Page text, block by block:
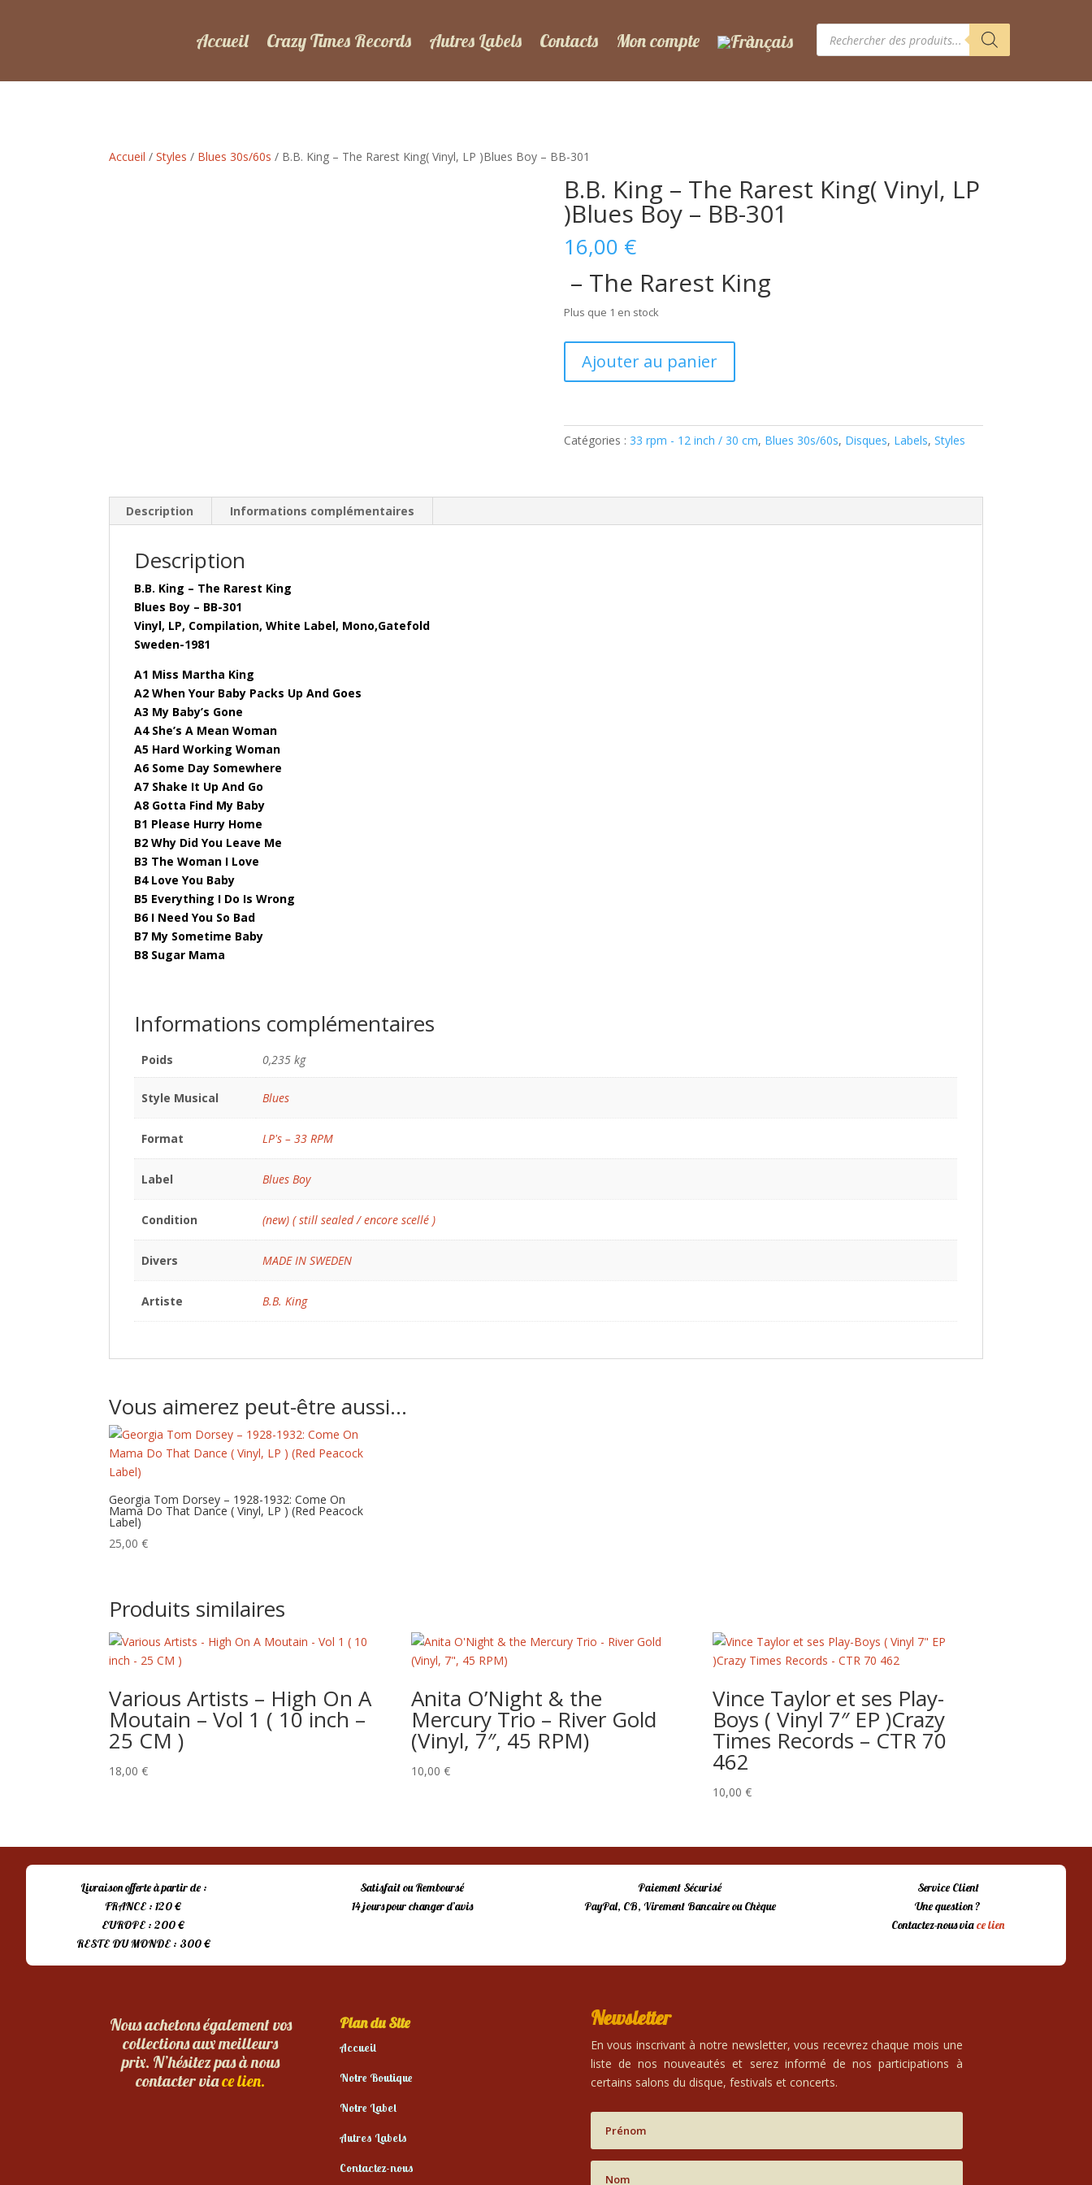
Accueil Crazy Times Records Autres Labels Contacts Mon compte
Recherche
produits
Accueil /Styles / Blues 30s/60s / B.B. King – The Rarest King( Vinyl, LP )Blues Boy – BB-301
B.B. King – The Rarest King( Vinyl, LP
)Blues Boy – BB-301
16,00 €
– The Rarest King
Plus que 1 en stock
B.B.
–
The
Vinyl,
Ajouter au panier
Catégories : 33 rpm - 12 inch / 30 cm, Blues 30s/60s, Disques, Labels, Styles
Description Informations complémentaires
Description
B.B. King – The Rarest King
Blues Boy – BB-301
Vinyl, LP, Compilation, White Label, Mono,Gatefold
Sweden-1981
A1 Miss Martha King
A2 When Your Baby Packs Up And Goes
A3 My Baby’s Gone
A4 She’s A Mean Woman
A5 Hard Working Woman
A6 Some Day Somewhere
A7 Shake It Up And Go
A8 Gotta Find My Baby
B1 Please Hurry Home
B2 Why Did You Leave Me
B3 The Woman I Love
B4 Love You Baby
B5 Everything I Do Is Wrong
B6 I Need You So Bad
B7 My Sometime Baby
B8 Sugar Mama
Informations complémentaires
Poids 0,235 kg
Style Musical Blues
Format LP's – 33 RPM
Label Blues Boy
Condition (new) ( still sealed / encore scellé )
Divers MADE IN SWEDEN
Artiste B.B. King
Vous aimerez peut-être aussi…
Georgia Tom Dorsey – 1928-1932: Come On
Mama Do That Dance ( Vinyl, LP ) (Red Peacock
Label)
25,00€
Produits similaires
Various Artists – High On A
Moutain – Vol 1 ( 10 inch –
25 CM )
18,00€
Anita O’Night & the
Mercury Trio – River Gold
(Vinyl, 7″, 45 RPM)
10,00 €
Vince Taylor et ses Play-
Boys ( Vinyl 7″ EP )Crazy
Times Records – CTR 70
462
10,00€
Livraison offerte à partir de :
FRANCE : 120 €
EUROPE : 200 €
RESTE DU MONDE : 300 €
Satisfait ou Remboursé
14 jours pour changer d’avis
Paiement Sécurisé
PayPal, CB, Virement Bancaire ou Chèque
Service Client
Une question ?
Contactez-nous viace lien
Nous achetons également vos
collections aux meilleurs
prix. N’hésitez pas à nous
contacter viace lien.
Plan du Site
Accueil
Notre Boutique
Notre Label
Autres Labels
Contactez-nous
Newsletter
En vous inscrivant à notre newsletter, vous recevrez chaque mois une
liste de nos nouveautés et serez informé de nos participations à
certains salons du disque, festivals et concerts.